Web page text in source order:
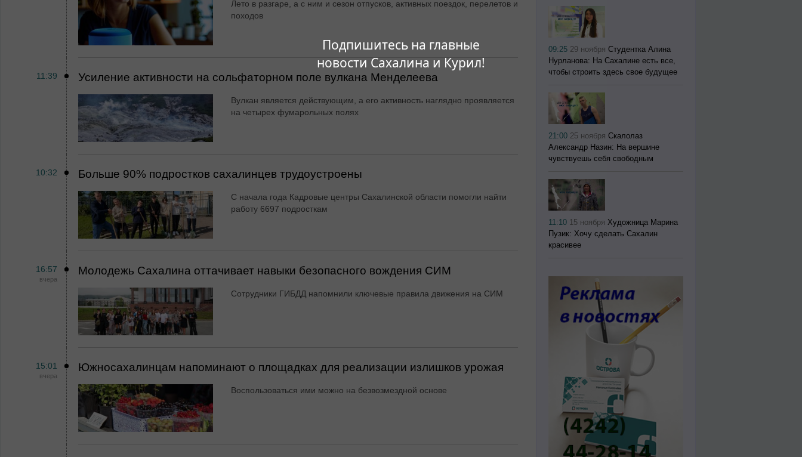
Подпишитесь на главные
новости Сахалина и Курил!
Лето в разгаре, а с ним и сезон отпусков, активных поездок, перелетов и
походов
11:39 Усиление активности на сольфаторном поле вулкана Менделеева
Вулкан является действующим, а его активность наглядно проявляется
на четырех фумарольных полях
10:32 Больше 90% подростков сахалинцев трудоустроены
С начала года Кадровые центры Сахалинской области помогли найти
работу 6697 подросткам
16:57
вчера
Молодежь Сахалина оттачивает навыки безопасного вождения СИМ
Сотрудники ГИБДД напомнили ключевые правила движения на СИМ
15:01
вчера
Южносахалинцам напоминают о площадках для реализации излишков урожая
Воспользоваться ими можно на безвозмездной основе
09:25 29 ноября Студентка Алина
Нурланова: На Сахалине есть все,
чтобы строить здесь свое будущее
21:00 25 ноября Скалолаз
Александр Назин: На вершине
чувствуешь себя свободным
11:10 15 ноября Художница Марина
Пузик: Хочу сделать Сахалин
красивее